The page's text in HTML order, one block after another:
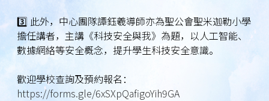
3️⃣ 此外，中心團隊譚鈺羲導師亦為聖公會聖米迦勒小學
擔任講者，主講《科技安全與我》為題，以人工智能、
數據網絡等安全概念，提升學生科技安全意識。
歡迎學校查詢及預約報名：
https://forms.gle/6xSXpQafigoYih9GA